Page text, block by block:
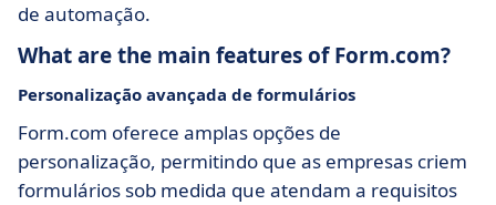
de automação.
What are the main features of Form.com?
Personalização avançada de formulários
Form.com oferece amplas opções de
personalização, permitindo que as empresas criem
formulários sob medida que atendam a requisitos